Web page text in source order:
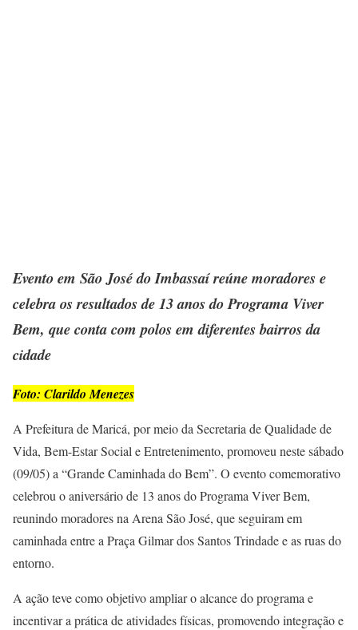
Evento em São José do Imbassaí reúne moradores e
celebra os resultados de 13 anos do Programa Viver
Bem, que conta com polos em diferentes bairros da
cidade
Foto: Clarildo Menezes
A Prefeitura de Maricá, por meio da Secretaria de Qualidade de
Vida, Bem-Estar Social e Entretenimento, promoveu neste sábado
(09/05) a “Grande Caminhada do Bem”. O evento comemorativo
celebrou o aniversário de 13 anos do Programa Viver Bem,
reunindo moradores na Arena São José, que seguiram em
caminhada entre a Praça Gilmar dos Santos Trindade e as ruas do
entorno.
A ação teve como objetivo ampliar o alcance do programa e
incentivar a prática de atividades físicas, promovendo integração e